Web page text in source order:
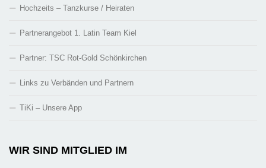
Hochzeits – Tanzkurse / Heiraten
Partnerangebot 1. Latin Team Kiel
Partner: TSC Rot-Gold Schönkirchen
Links zu Verbänden und Partnern
TiKi – Unsere App
WIR SIND MITGLIED IM